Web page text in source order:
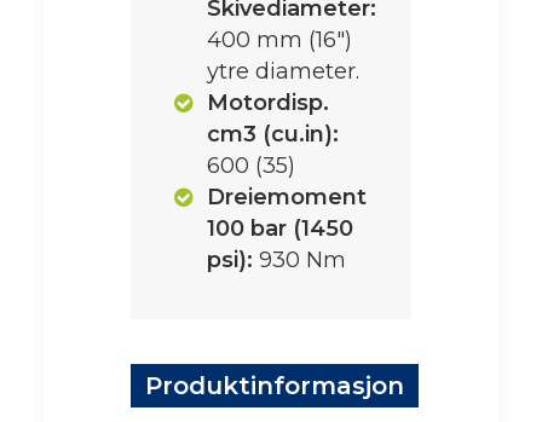
Skivediameter:
400 mm (16")
ytre diameter.
Motordisp.
cm3 (cu.in):
600 (35)
Dreiemoment
100 bar (1450
psi): 930 Nm
Produktinformasjon